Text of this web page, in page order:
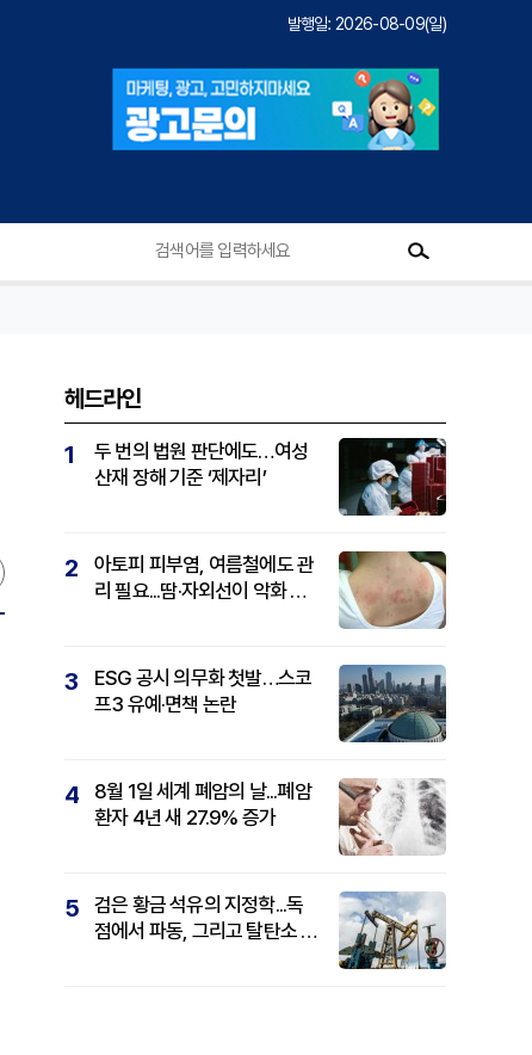
발행일: 2026-08-09(일)
헤드라인
1
두 번의 법원 판단에도…여성
산재 장해 기준 ‘제자리’
2
아토피 피부염, 여름철에도 관
리 필요...땀·자외선이 악화 요
3
ESG 공시 의무화 첫발…스코
프3 유예·면책 논란
4
8월 1일 세계 폐암의 날...폐암
환자 4년 새 27.9% 증가
5
검은 황금 석유의 지정학...독
점에서 파동, 그리고 탈탄소 패